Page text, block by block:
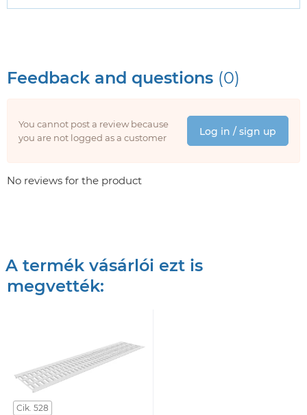
Feedback and questions (0)
You cannot post a review because
you are not logged as a customer
Log in / sign up
No reviews for the product
A termék vásárlói ezt is
megvették:
Cik. 528